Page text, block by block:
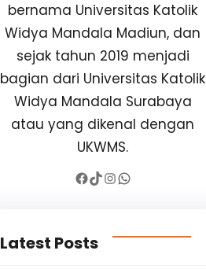
bernama Universitas Katolik
Widya Mandala Madiun, dan
sejak tahun 2019 menjadi
bagian dari Universitas Katolik
Widya Mandala Surabaya
atau yang dikenal dengan
UKWMS.
Facebook TikTok InstagramWhatsApp
Latest Posts